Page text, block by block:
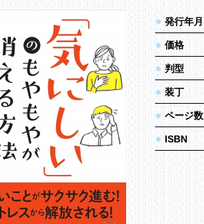
● 発行年月
● 価格
● 判型
● 装丁
● ページ数
● ISBN